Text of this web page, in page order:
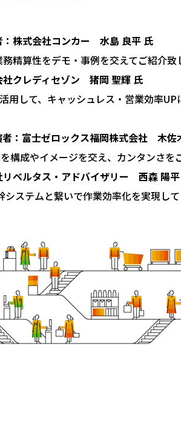
：株式会社コンカー 水島 良平 氏
精算性をデモ・事例を交えてご紹介致
社クレディセゾン 猪岡 聖輝 氏
用して、キャッシュレス・営業効率
者：富士ゼロックス福岡株式会社 木佐
構成やイメージを交え、カンタンさを
リベルタス・アドバイザリー 西森 陽
ステムと繋いで作業効率化を実現し